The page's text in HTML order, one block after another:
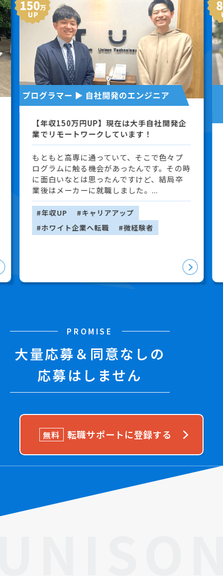
【年収150万円UP】現在は大手自社開発企
業でリモートワークしています！
もともと高専に通っていて、そこで色々プ
ログラムに触る機会があったんです。その時
に面白いなとは思ったんですけど、結局卒
業後はメーカーに就職しました。...
#年収UP
#キャリアアップ
#ホワイト企業へ転職
#微経験者
PROMISE
大量応募＆同意なしの
応募はしません
無料 転職サポートに登録する